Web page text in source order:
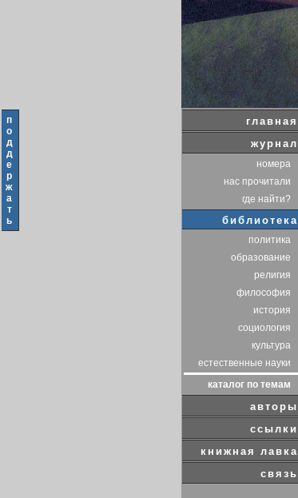
п
о
д
д
е
р
ж
а
т
ь
главная
журнал
номера
нас прочитали
где найти?
библиотека
политика
образование
религия
философия
история
социология
культура
естественные науки
каталог по темам
авторы
ссылки
книжная лавка
связь